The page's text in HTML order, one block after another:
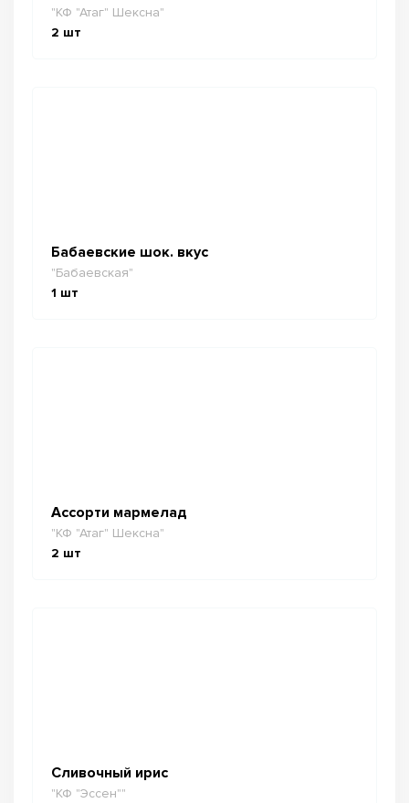
"КФ "Атаг" Шексна"
2 шт
Бабаевские шок. вкус
"Бабаевская"
1 шт
Ассорти мармелад
"КФ "Атаг" Шексна"
2 шт
Сливочный ирис
"КФ "Эссен""